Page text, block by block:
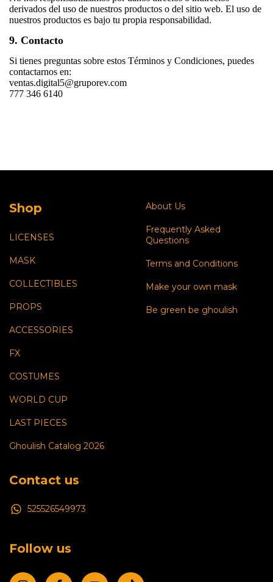
derivados del uso de nuestros productos o del sitio web. El uso de
nuestros productos es bajo tu propia responsabilidad.
9. Contacto
Si tienes preguntas sobre estos Términos y Condiciones, puedes
contactarnos en:
ventas.digital5@gruporev.com
777 346 6140
Shop
LICENSES
MASK
COLLECTIBLES
PROPS
ACCESSORIES
FX
COSTUMES
WORLD CUP
LAST PIECES
Ghoulish Catalog 2026
About Us
Frequently Asked
Questions
Terms and Conditions
Make your own mask
Be green be ghoulish
Contact us
525526549973
Follow us